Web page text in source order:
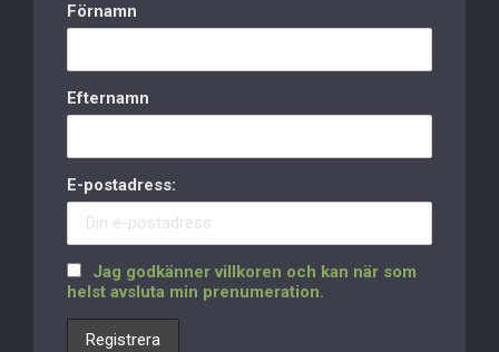
Förnamn
Efternamn
E-postadress:
Jag godkänner villkoren och kan när som
helst avsluta min prenumeration.